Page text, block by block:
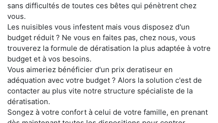
sans difficultés de toutes ces bêtes qui pénètrent chez
vous.
Les nuisibles vous infestent mais vous disposez d'un
budget réduit ? Ne vous en faites pas, chez nous, vous
trouverez la formule de dératisation la plus adaptée à votre
budget et à vos besoins.
Vous aimeriez bénéficier d'un prix deratiseur en
adéquation avec votre budget ? Alors la solution c'est de
contacter au plus vite notre structure spécialiste de la
dératisation.
Songez à votre confort à celui de votre famille, en prenant